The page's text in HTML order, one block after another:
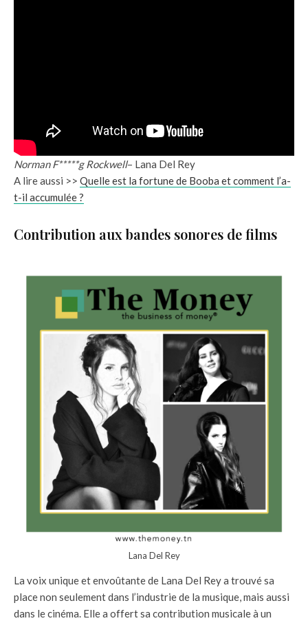
Norman F*****g Rockwell– Lana Del Rey
A lire aussi >> Quelle est la fortune de Booba et comment l’a-
t-il accumulée ?
Contribution aux bandes sonores de films
Lana Del Rey
La voix unique et envoûtante de Lana Del Rey a trouvé sa
place non seulement dans l’industrie de la musique, mais aussi
dans le cinéma. Elle a offert sa contribution musicale à un